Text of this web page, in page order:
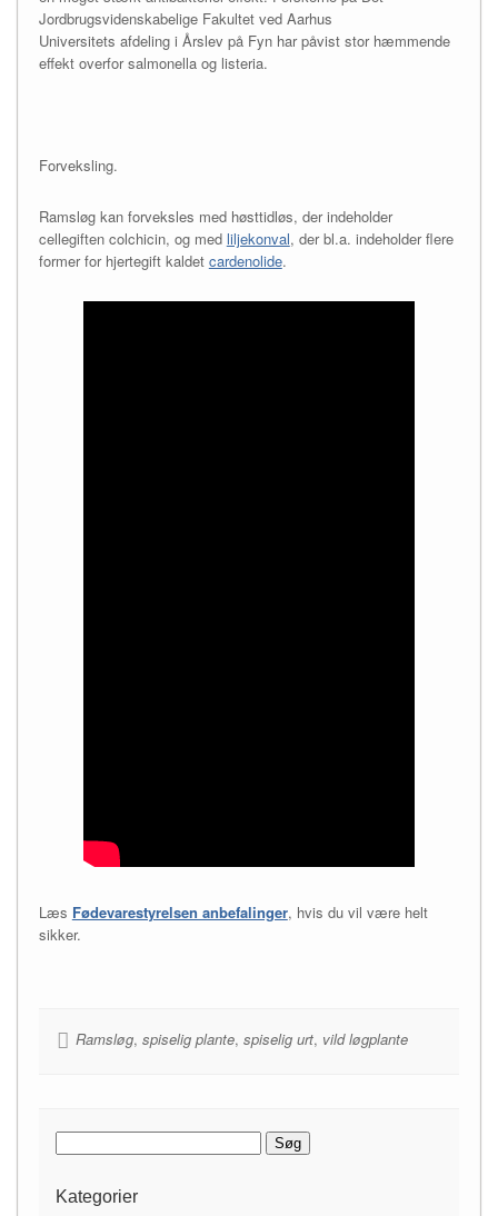
Jordbrugsvidenskabelige Fakultet ved Aarhus
Universitets afdeling i Årslev på Fyn har påvist stor hæmmende
effekt overfor salmonella og listeria.
Forveksling.
Ramsløg kan forveksles med høsttidløs, der indeholder
cellegiften colchicin, og med liljekonval, der bl.a. indeholder flere
former for hjertegift kaldet cardenolide.
Læs Fødevarestyrelsen anbefalinger, hvis du vil være helt
sikker.
Ramsløg, spiselig plante, spiselig urt, vild løgplante
Søg
efter:
Kategorier